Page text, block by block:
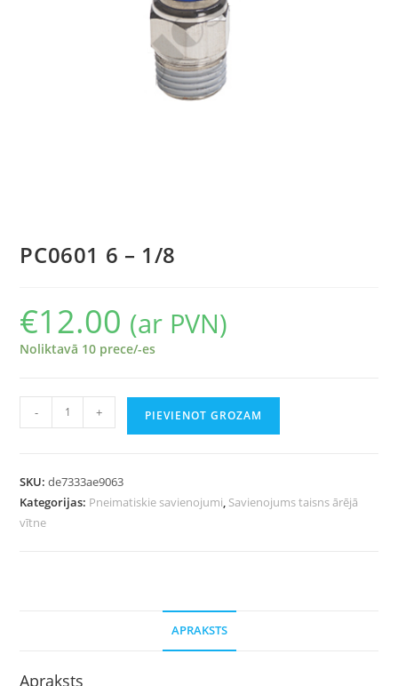
PC0601 6 – 1/8
€12.00 (ar PVN)
Noliktavā 10 prece/-es
- + PIEVIENOT GROZAM
SKU:de7333ae9063
Kategorijas: Pneimatiskie savienojumi, Savienojums taisns ārējā
vītne
APRAKSTS
Apraksts